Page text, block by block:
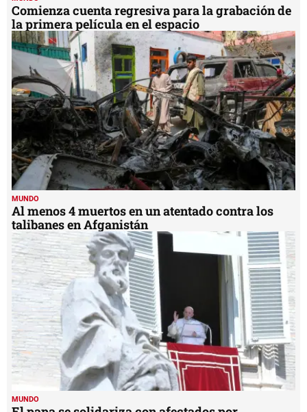
Comienza cuenta regresiva para la grabación de
la primera película en el espacio
MUNDO
Al menos 4 muertos en un atentado contra los
talibanes en Afganistán
MUNDO